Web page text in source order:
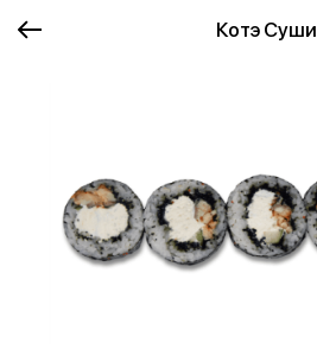
Котэ Суши